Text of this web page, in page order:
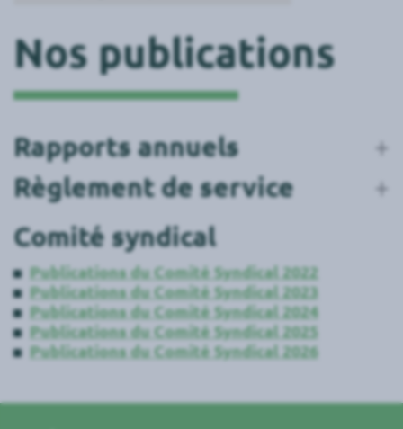
Nos publications
Rapports annuels
Règlement de service
Comité syndical
Publications du Comité Syndical 2022
Publications du Comité Syndical 2023
Publications du Comité Syndical 2024
Publications du Comité Syndical 2025
Publications du Comité Syndical 2026